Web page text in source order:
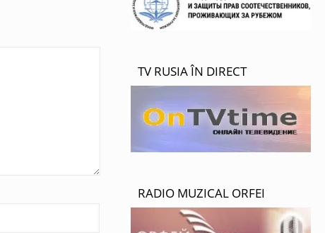
TV RUSIA ÎN DIRECT
RADIO MUZICAL ORFEI